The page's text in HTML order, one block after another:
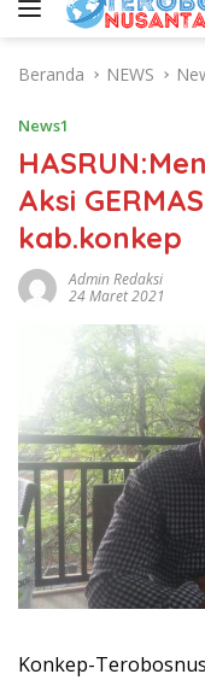
Beranda NEWS
News1
Aksi
kab.konkep
Admin Redaksi
24 Maret 2021
Konkep-